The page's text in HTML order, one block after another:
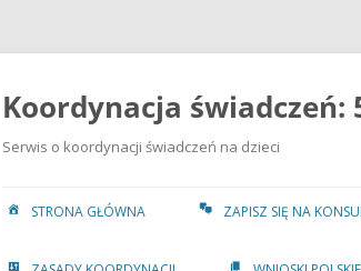
Przejdź
Koordynacja świadczeń:
Serwis o koordynacji świadczeń na dzieci
STRONA GŁÓWNA ZAPISZ SIĘ NA